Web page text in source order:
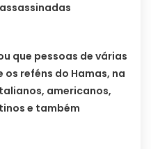
que pessoas de várias
reféns do Hamas, na
americanos,
e também